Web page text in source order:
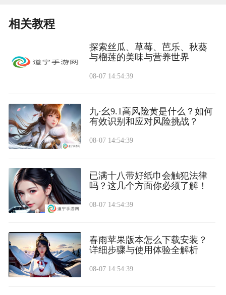
相关教程
探索丝瓜、草莓、芭乐、秋葵
与榴莲的美味与营养世界
08-07 14:54:39
九·幺9.1高风险黄是什么？如何
有效识别和应对风险挑战？
08-07 14:54:39
已满十八带好纸巾会触犯法律
吗？这几个方面你必须了解！
08-07 14:54:39
春雨苹果版本怎么下载安装？
详细步骤与使用体验全解析
08-07 14:54:39